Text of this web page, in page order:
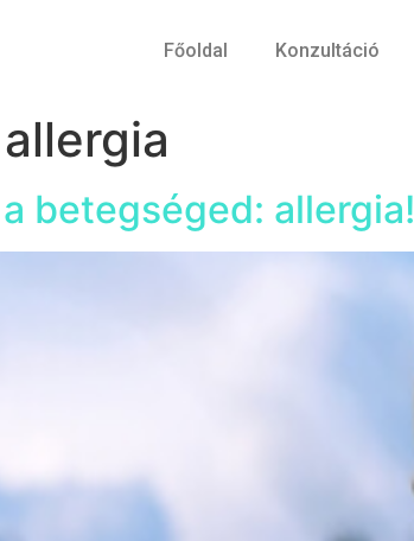
Főoldal Konzultáció
allergia
betegséged: allergia!